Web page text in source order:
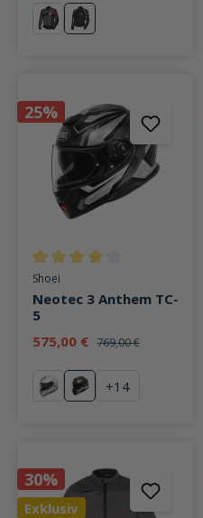
rot weiß
25%
Durchschnittliche Bewertung
Shoei
Neotec 3 Anthem TC-
5
575,00 € 769,00 €
weißAnthem TC-5
+14
30%
Exklusiv